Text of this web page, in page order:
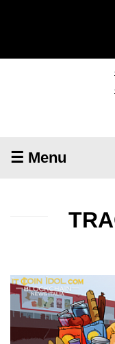
☰ Menu